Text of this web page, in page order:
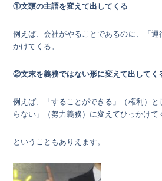
①文頭の主語を変えて出してくる
例えば、会社がやることであるのに、「運
かけてくる。
②文末を義務ではない形に変えて出してく
例えば、「することができる」（権利）
らない」（努力義務）に変えてひっかけて
ということもありえます。